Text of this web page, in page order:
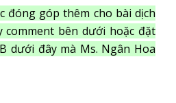
đóng góp thêm cho bài dịch
comment bên dưới hoặc đặt
dưới đây mà Ms. Ngân Hoa